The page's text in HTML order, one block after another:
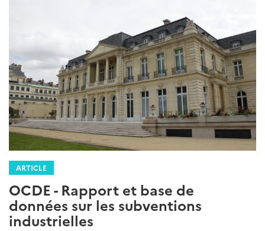
ARTICLE
OCDE - Rapport et base de
données sur les subventions
industrielles